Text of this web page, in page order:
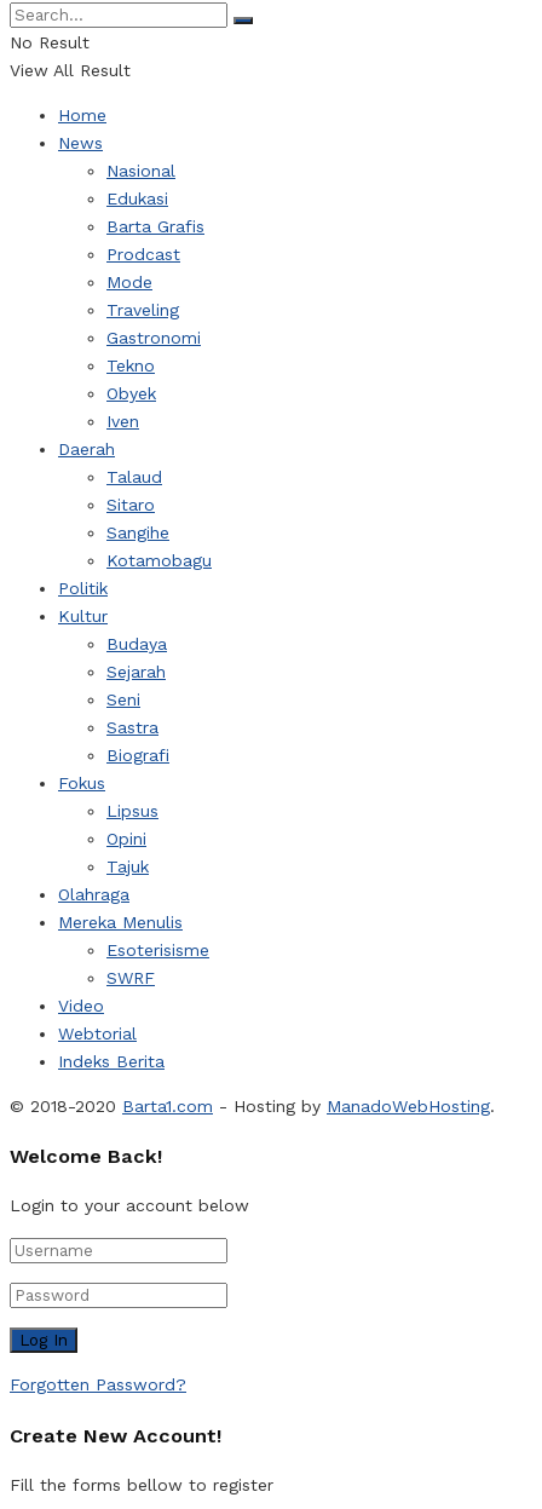
No Result
View All Result
Home
News
Nasional
Edukasi
Barta Grafis
Prodcast
Mode
Traveling
Gastronomi
Tekno
Obyek
Iven
Daerah
Talaud
Sitaro
Sangihe
Kotamobagu
Politik
Kultur
Budaya
Sejarah
Seni
Sastra
Biografi
Fokus
Lipsus
Opini
Tajuk
Olahraga
Mereka Menulis
Esoterisisme
SWRF
Video
Webtorial
Indeks Berita
© 2018-2020 Barta1.com - Hosting by ManadoWebHosting.
Welcome Back!
Login to your account below
Forgotten Password?
Create New Account!
Fill the forms bellow to register